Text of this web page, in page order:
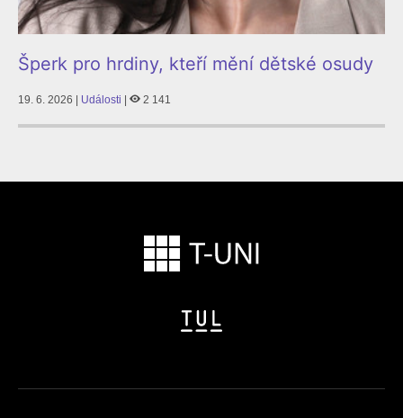
Šperk pro hrdiny, kteří mění dětské osudy
19. 6. 2026 | Události | 2 141